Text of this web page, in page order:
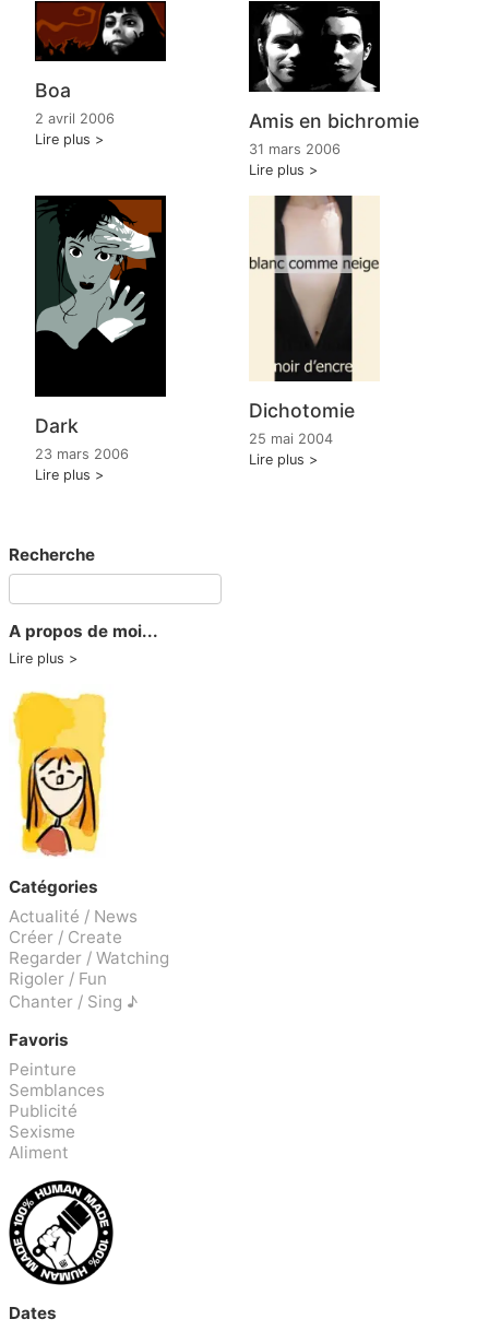
Boa
2 avril 2006
Lire plus
Amis en bichromie
31 mars 2006
Lire plus
Dark
23 mars 2006
Lire plus
Dichotomie
25 mai 2004
Lire plus
Recherche
A propos de moi...
Lire plus
Catégories
Actualité / News
Créer / Create
Regarder / Watching
Rigoler / Fun
Chanter / Sing ♪
Favoris
Peinture
Semblances
Publicité
Sexisme
Aliment
Dates